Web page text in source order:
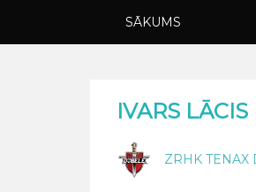
SĀKUMS
IVARS LĀCIS
ZRHK TENAX